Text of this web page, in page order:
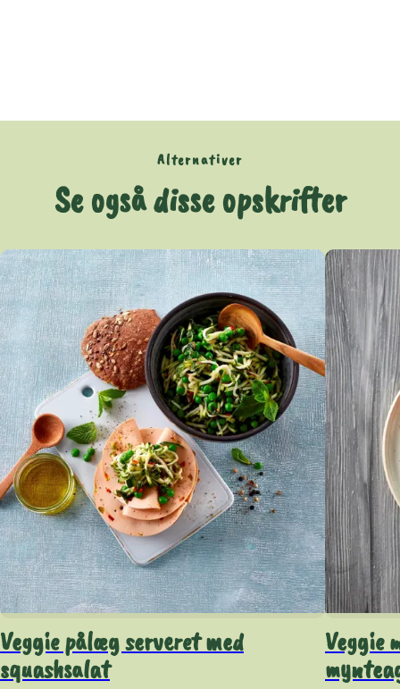
Alternativer
Se også disse opskrifter
Veggie pålæg serveret med
squashsalat
Veggie